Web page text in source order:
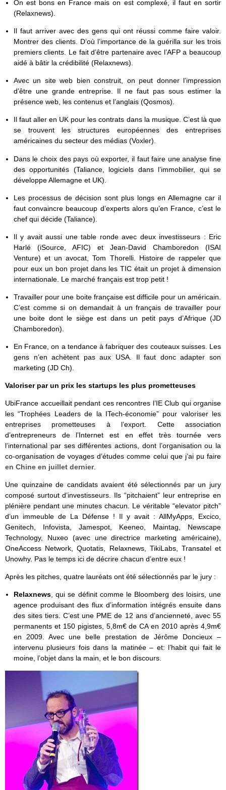
On est bons en France mais on est complexé, il faut en sortir
(Relaxnews).
Il faut arriver avec des gens qui ont réussi comme faire valoir.
Montrer des clients. D’où l’importance de la guérilla sur les trois
premiers clients. Le fait d’être partenaire avec l’AFP a beaucoup
aidé à bâtir la crédibilité (Relaxnews).
Avec un site web bien construit, on peut donner l’impression
d’être une grande entreprise. Il ne faut pas sous estimer la
présence web, les contenus et l’anglais (Qosmos).
Il faut aller en UK pour les contrats dans la musique. C’est là que
se trouvent les structures européennes des entreprises
américaines du secteur des médias (Voxler).
Dans le choix des pays où exporter, il faut faire une analyse fine
des opportunités (Taliance, logiciels dans l’immobilier, qui se
développe Allemagne et UK).
Les processus de décision sont plus longs en Allemagne car il
faut convaincre beaucoup d’experts alors qu’en France, c’est le
chef qui décide (Taliance).
Il y avait aussi une table ronde avec deux investisseurs : Eric
Harlé (iSource, AFIC) et Jean-David Chamboredon (ISAI
Venture) et un avocat, Tom Thorelli. Histoire de rappeler que
pour eux un bon projet dans les TIC était un projet à dimension
internationale. Le marché français est trop petit !
Travailler pour une boite française est difficile pour un américain.
C’est comme si on demandait à un français de travailler pour
une boite dont le siège est dans un petit pays d’Afrique (JD
Chamboredon).
En France, on a tendance à fabriquer des couteaux suisses. Les
gens n’en achètent pas aux USA. Il faut donc adapter son
marketing (JD Ch).
Valoriser par un prix les startups les plus prometteuses
UbiFrance accueillait pendant ces rencontres l’IE Club qui organise
les “Trophées Leaders de la ITech-économie” pour valoriser les
entreprises prometteuses à l’export. Cette association
d’entrepreneurs de l’Internet est en effet très tournée vers
l’international par ses différentes actions, dont l’organisation ou la
co-organisation de voyages d’études comme celui que j’ai pu faire
en Chine en juillet dernier.
Une quinzaine de candidats avaient été sélectionnés par un jury
composé surtout d’investisseurs. Ils “pitchaient” leur entreprise en
plénière pendant une minutes chacun. Le véritable “elevator pitch”
d’un immeuble de La Défense ! Il y avait : AllMyApps, Excico,
Genitech, Infovista, Jamespot, Keeneo, Maintag, Newscape
Technology, Nuxeo (avec une directrice marketing américaine),
OneAccess Network, Quotatis, Relaxnews, TikiLabs, Transatel et
Unowhy. Pas le temps ici de décrire chacun d’entre eux !
Après les pitches, quatre lauréats ont été sélectionnés par le jury :
Relaxnews, qui se définit comme le Bloomberg des loisirs, une
agence produisant des flux d’information intégrés ensuite dans
des sites tiers. C’est une PME de 12 ans d’ancienneté, avec 55
permanents et 150 pigistes, 5,8m€ de CA en 2010 après 4,9m€
en 2009. Avec une belle prestation de Jérôme Doncieux –
intervenu plusieurs fois dans la matinée – et: l’habit qui fait le
moine, l’objet dans la main, et le bon discours.